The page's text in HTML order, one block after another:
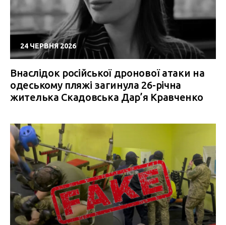
24 ЧЕРВНЯ 2026
Внаслідок російської дронової атаки на
одеському пляжі загинула 26-річна
жителька Скадовська Дар’я Кравченко